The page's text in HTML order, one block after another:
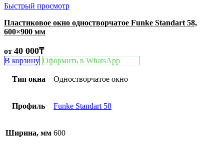
Быстрый просмотр
Пластиковое окно одностворчатое Funke Standart 58,
600×900 мм
от 40 000₸
В корзину Оформить в WhatsApp
Тип окна Одностворчатое окно
Профиль Funke Standart 58
Ширина, мм 600